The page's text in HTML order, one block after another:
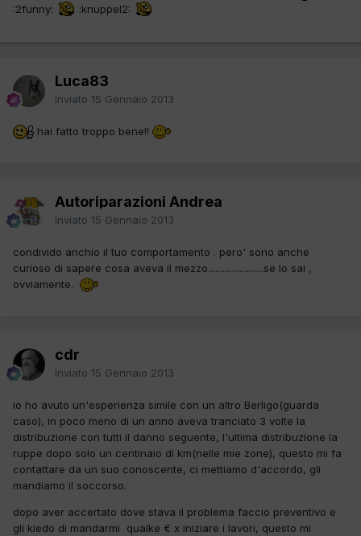
:2funny:
:knuppel2:
Luca83
Inviato 15 Gennaio 2013
hai fatto troppo bene!!
Autoriparazioni Andrea
Inviato 15 Gennaio 2013
condivido anchio il tuo comportamento . pero' sono anche
curioso di sapere cosa aveva il mezzo.......................se lo sai ,
ovviamente.
cdr
Inviato 15 Gennaio 2013
io ho avuto un'esperienza simile con un altro Berligo(guarda
caso), in poco meno di un anno aveva tranciato 3 volte la
distribuzione con tutti il danno seguente, l'ultima distribuzione la
ruppe dopo solo un centinaio di km(nelle mie zone), questo mi fa
contattare da un suo conoscente, ci mettiamo d'accordo, gli
mandiamo il soccorso.
dopo aver accertato dove stava il problema faccio preventivo e
gli kiedo di mandarmi qualke € x iniziare i lavori, questo mi